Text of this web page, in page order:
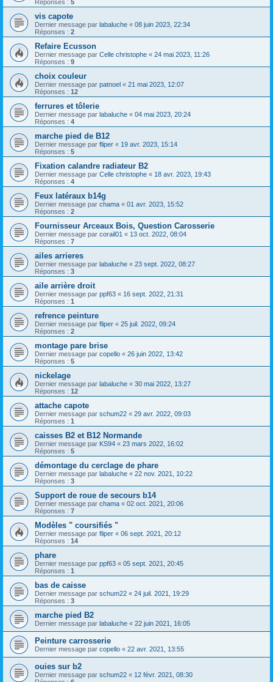
Réponses : 5
vis capote
Dernier message par labaluche « 08 juin 2023, 22:34
Réponses : 2
Refaire Ecusson
Dernier message par Celle christophe « 24 mai 2023, 11:26
Réponses : 9
choix couleur
Dernier message par patnoel « 21 mai 2023, 12:07
Réponses : 12
ferrures et tôlerie
Dernier message par labaluche « 04 mai 2023, 20:24
Réponses : 4
marche pied de B12
Dernier message par fliper « 19 avr. 2023, 15:14
Réponses : 5
Fixation calandre radiateur B2
Dernier message par Celle christophe « 18 avr. 2023, 19:43
Réponses : 4
Feux latéraux b14g
Dernier message par chama « 01 avr. 2023, 15:52
Réponses : 2
Fournisseur Arceaux Bois, Question Carosserie
Dernier message par corail01 « 13 oct. 2022, 08:04
Réponses : 7
ailes arrieres
Dernier message par labaluche « 23 sept. 2022, 08:27
Réponses : 3
aile arrière droit
Dernier message par ppf63 « 16 sept. 2022, 21:31
Réponses : 1
refrence peinture
Dernier message par fliper « 25 juil. 2022, 09:24
Réponses : 2
montage pare brise
Dernier message par copello « 26 juin 2022, 13:42
Réponses : 5
nickelage
Dernier message par labaluche « 30 mai 2022, 13:27
Réponses : 12
attache capote
Dernier message par schum22 « 29 avr. 2022, 09:03
Réponses : 1
caisses B2 et B12 Normande
Dernier message par KS94 « 23 mars 2022, 16:02
Réponses : 5
démontage du cerclage de phare
Dernier message par labaluche « 22 nov. 2021, 10:22
Réponses : 3
Support de roue de secours b14
Dernier message par chama « 02 oct. 2021, 20:06
Réponses : 7
Modèles " coursifiés "
Dernier message par fliper « 06 sept. 2021, 20:12
Réponses : 14
phare
Dernier message par ppf63 « 05 sept. 2021, 20:45
Réponses : 1
bas de caisse
Dernier message par schum22 « 24 juil. 2021, 19:29
Réponses : 3
marche pied B2
Dernier message par labaluche « 22 juin 2021, 16:05
Peinture carrosserie
Dernier message par copello « 22 avr. 2021, 13:55
ouies sur b2
Dernier message par schum22 « 12 févr. 2021, 08:30